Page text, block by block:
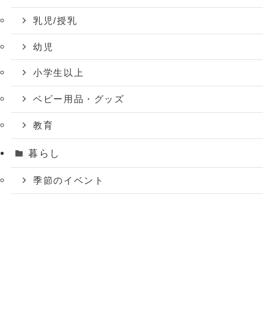
乳児/授乳
幼児
小学生以上
ベビー用品・グッズ
教育
暮らし
季節のイベント